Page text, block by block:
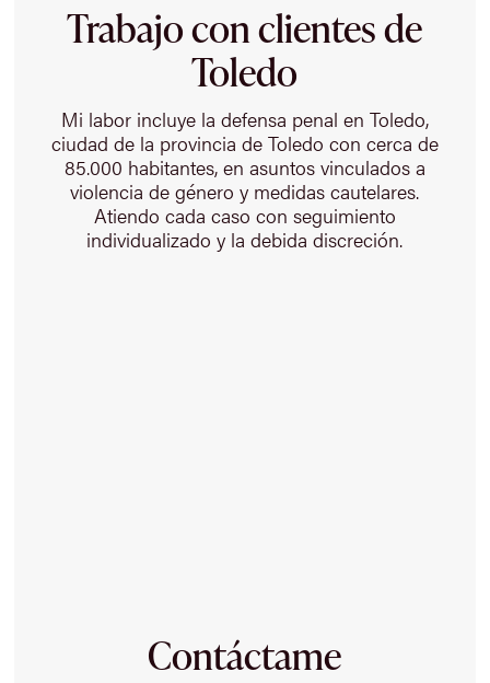
Trabajo con clientes de
Toledo
Mi labor incluye la defensa penal en Toledo,
ciudad de la provincia de Toledo con cerca de
85.000 habitantes, en asuntos vinculados a
violencia de género y medidas cautelares.
Atiendo cada caso con seguimiento
individualizado y la debida discreción.
Contáctame